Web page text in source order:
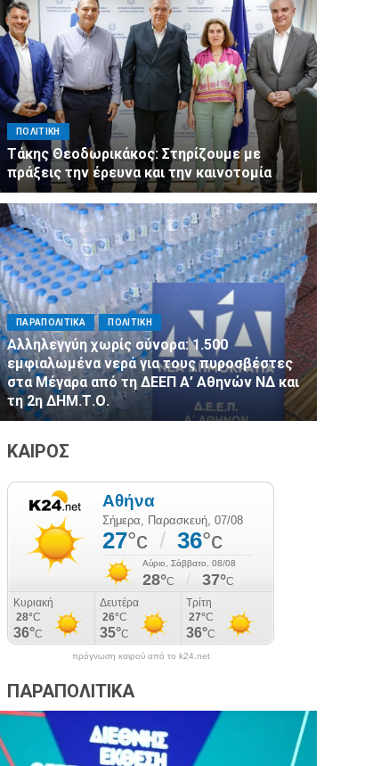
ΠΟΛΙΤΙΚΗ
Τάκης Θεοδωρικάκος: Στηρίζουμε με
πράξεις την έρευνα και την καινοτομία
ΠΑΡΑΠΟΛΙΤΙΚΑ ΠΟΛΙΤΙΚΗ
Αλληλεγγύη χωρίς σύνορα: 1.500
εμφιαλωμένα νερά για τους πυροσβέστες
στα Μέγαρα από τη ΔΕΕΠ Α’ Αθηνών ΝΔ και
τη 2η ΔΗΜ.Τ.Ο.
ΚΑΙΡΟΣ
πρόγνωση καιρού από το k24.net
ΠΑΡΑΠΟΛΙΤΙΚΑ